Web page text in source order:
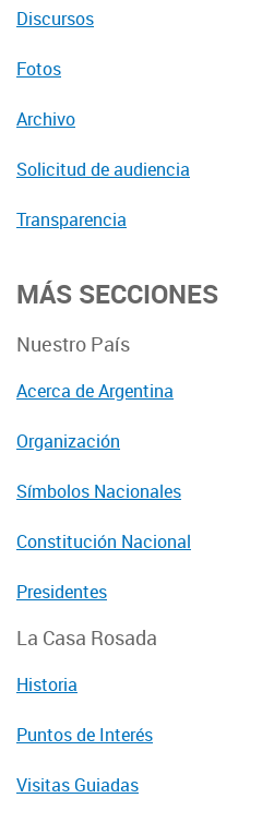
Discursos
Fotos
Archivo
Solicitud de audiencia
Transparencia
MÁS SECCIONES
Nuestro País
Acerca de Argentina
Organización
Símbolos Nacionales
Constitución Nacional
Presidentes
La Casa Rosada
Historia
Puntos de Interés
Visitas Guiadas